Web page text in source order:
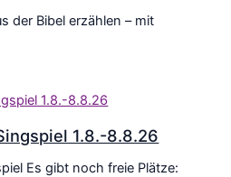
der Bibel erzählen – mit
1.8.-8.8.26
Es gibt noch freie Plätze: